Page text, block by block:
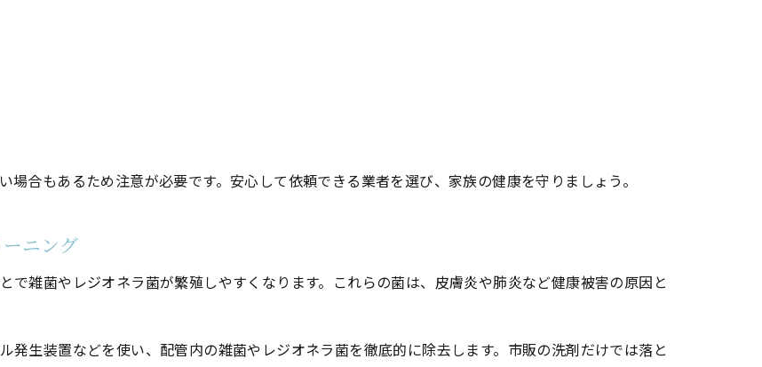
合もあるため注意が必要です。安心して依頼できる業者を選び、家族の健康を守りましょう。
ニング
で雑菌やレジオネラ菌が繁殖しやすくなります。これらの菌は、皮膚炎や肺炎など健康被害の原因と
発生装置などを使い、配管内の雑菌やレジオネラ菌を徹底的に除去します。市販の洗剤だけでは落と